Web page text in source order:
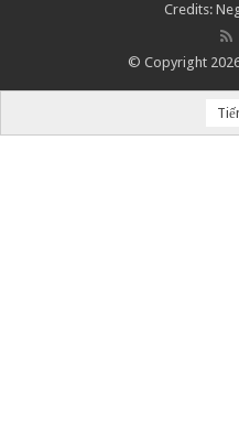
Credits:
© Copyright